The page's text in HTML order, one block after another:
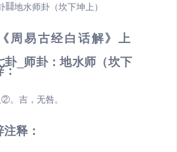
周易古经白话解》上
卦_师卦：地水师（坎下
。吉，无咎。
释：